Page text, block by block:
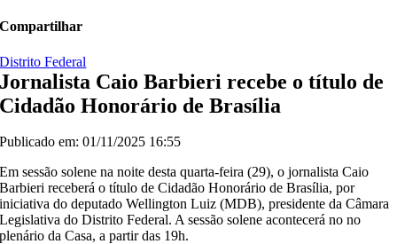
Compartilhar
Distrito Federal
Jornalista Caio Barbieri recebe o título de
Cidadão Honorário de Brasília
Publicado em: 01/11/2025 16:55
Em sessão solene na noite desta quarta-feira (29), o jornalista Caio
Barbieri receberá o título de Cidadão Honorário de Brasília, por
iniciativa do deputado Wellington Luiz (MDB), presidente da Câmara
Legislativa do Distrito Federal. A sessão solene acontecerá no no
plenário da Casa, a partir das 19h.